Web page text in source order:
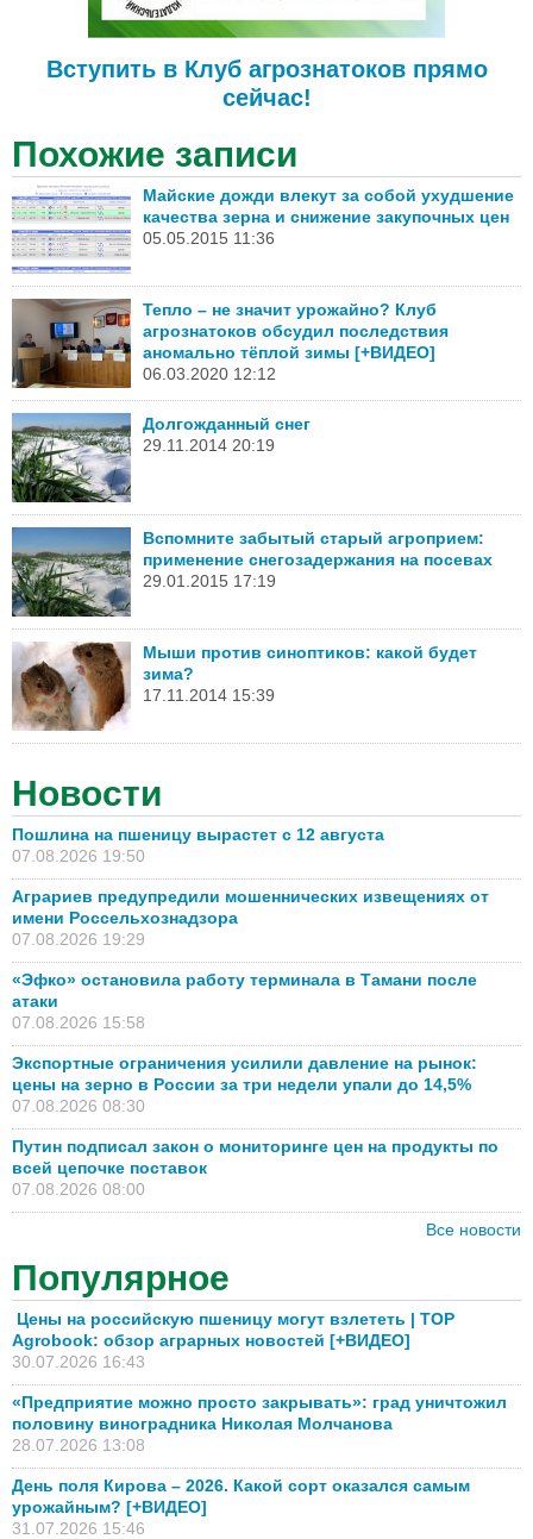
Вступить в Клуб агрознатоков прямо
сейчас!
Похожие записи
Майские дожди влекут за собой ухудшение
качества зерна и снижение закупочных цен
05.05.2015 11:36
Тепло – не значит урожайно? Клуб
агрознатоков обсудил последствия
аномально тёплой зимы [+ВИДЕО]
06.03.2020 12:12
Долгожданный снег
29.11.2014 20:19
Вспомните забытый старый агроприем:
применение снегозадержания на посевах
29.01.2015 17:19
Мыши против синоптиков: какой будет
зима?
17.11.2014 15:39
Новости
Пошлина на пшеницу вырастет с 12 августа
07.08.2026 19:50
Аграриев предупредили мошеннических извещениях от
имени Россельхознадзора
07.08.2026 19:29
«Эфко» остановила работу терминала в Тамани после
атаки
07.08.2026 15:58
Экспортные ограничения усилили давление на рынок:
цены на зерно в России за три недели упали до 14,5%
07.08.2026 08:30
Путин подписал закон о мониторинге цен на продукты по
всей цепочке поставок
07.08.2026 08:00
Все новости
Популярное
Цены на российскую пшеницу могут взлететь | TOP
Agrobook: обзор аграрных новостей [+ВИДЕО]
30.07.2026 16:43
«Предприятие можно просто закрывать»: град уничтожил
половину виноградника Николая Молчанова
28.07.2026 13:08
День поля Кирова – 2026. Какой сорт оказался самым
урожайным? [+ВИДЕО]
31.07.2026 15:46